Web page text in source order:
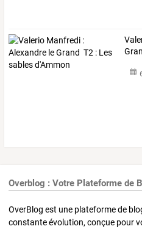
Overblog : Votre Plateforme de
OverBlog est une plateforme de
constante évolution, conçue pour